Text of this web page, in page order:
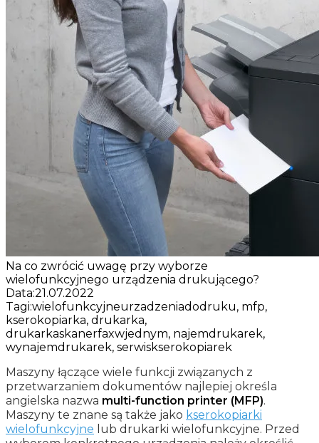
Na co zwrócić uwagę przy wyborze
wielofunkcyjnego urządzenia drukującego?
Data:21.07.2022
Tagi:wielofunkcyjneurzadzeniadodruku, mfp,
kserokopiarka, drukarka,
drukarkaskanerfaxwjednym, najemdrukarek,
wynajemdrukarek, serwiskserokopiarek
Maszyny łączące wiele funkcji związanych z
przetwarzaniem dokumentów najlepiej określa
angielska nazwa multi-function printer (MFP).
Maszyny te znane są także jako kserokopiarki
wielofunkcyjne lub drukarki wielofunkcyjne. Przed